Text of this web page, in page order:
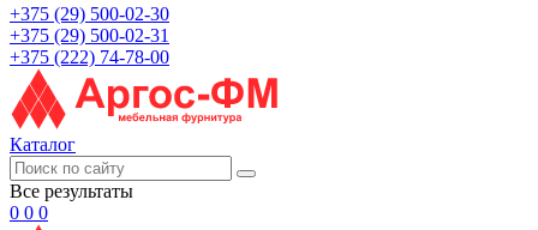
+375 (29) 500-02-30
+375 (29) 500-02-31
+375 (222) 74-78-00
Каталог
Все результаты
0 0 0